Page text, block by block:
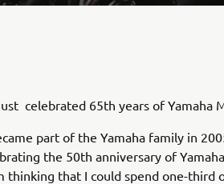
celebrated 65th years of Yamaha
part of the Yamaha family in
the 50th anniversary of
thinking that I could spend one-third